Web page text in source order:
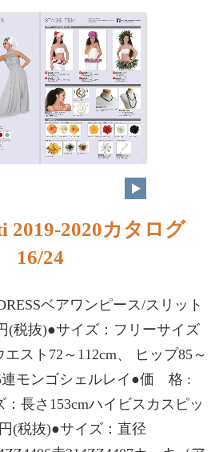
2019-2020カタログ
16/24
ベアワンピース/スリット
税抜)●サイズ：フリーサイズ
スト72～112cm、 ヒップ85～
連モンゴシェルレイ●価 格 :
長さ153cmハイビスカスピッ
(税抜)●サイズ：直径